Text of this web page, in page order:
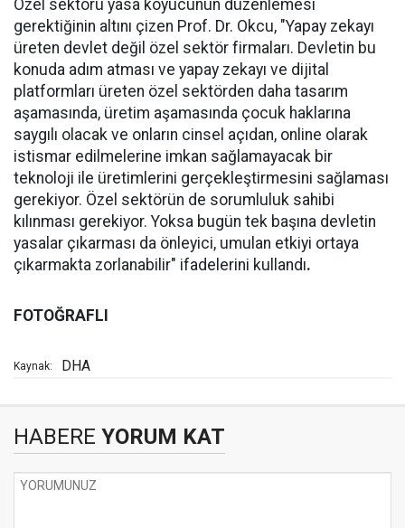
Özel sektörü yasa koyucunun düzenlemesi
gerektiğinin altını çizen Prof. Dr. Okcu, "Yapay zekayı
üreten devlet değil özel sektör firmaları. Devletin bu
konuda adım atması ve yapay zekayı ve dijital
platformları üreten özel sektörden daha tasarım
aşamasında, üretim aşamasında çocuk haklarına
saygılı olacak ve onların cinsel açıdan, online olarak
istismar edilmelerine imkan sağlamayacak bir
teknoloji ile üretimlerini gerçekleştirmesini sağlaması
gerekiyor. Özel sektörün de sorumluluk sahibi
kılınması gerekiyor. Yoksa bugün tek başına devletin
yasalar çıkarması da önleyici, umulan etkiyi ortaya
çıkarmakta zorlanabilir" ifadelerini kullandı.
FOTOĞRAFLI
Kaynak: DHA
HABERE YORUM KAT